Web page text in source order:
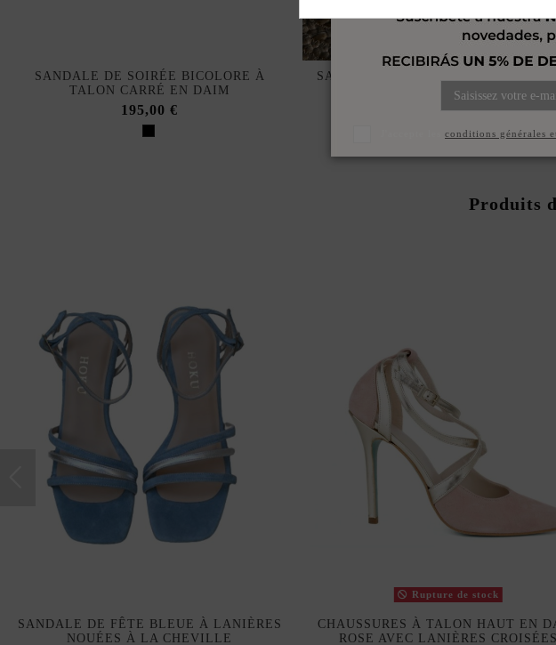
SANDALE DE SOIRÉE BICOLORE À
TALON CARRÉ EN DAIM
195,00 €
SANDALE DE FÊTE VERTE À
NOUÉES À LA CHEVILLE
195,00 €
Produits
SANDALE DE FÊTE BLEUE À LANIÈRES
NOUÉES À LA CHEVILLE
Rupture de stock
CHAUSSURES À TALON HAUT EN
ROSE AVEC LANIÈRES CROISÉES
conditions générales